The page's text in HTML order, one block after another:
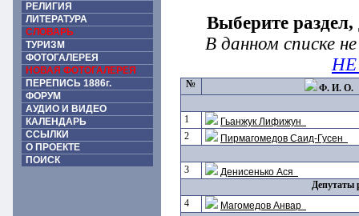
РЕЛИГИЯ
ЛИТЕРАТУРА
СЛОВАРЬ
ТУРИЗМ
ФОТОГАЛЕРЕЯ
НОВАЯ ФОТОГАЛЕРЕЯ
ПЕРЕПИСЬ 1886г.
ФОРУМ
АУДИО И ВИДЕО
КАЛЕНДАРЬ
ССЫЛКИ
О ПРОЕКТЕ
ПОИСК
Выберите
В данном списке
№ Ф. И. О.
1
Гьанжук Лифижун
2
Пирмагомедов Саид-Гусен
3
Денисенько Ася
Депутаты
4
Магомедов Анвар